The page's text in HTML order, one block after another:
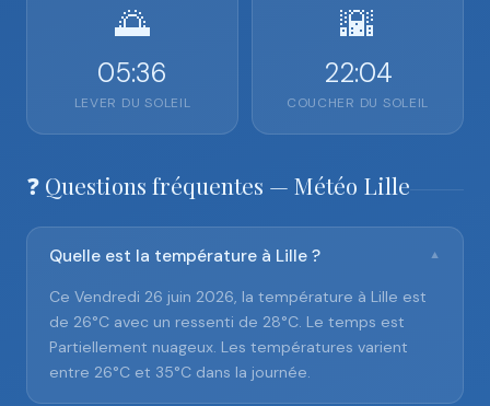
🌅
05:36
LEVER DU SOLEIL
🌇
22:04
COUCHER DU SOLEIL
❓ Questions fréquentes — Météo Lille
Quelle est la température à Lille ? ▼
Ce Vendredi 26 juin 2026, la température à Lille est
de 26°C avec un ressenti de 28°C. Le temps est
Partiellement nuageux. Les températures varient
entre 26°C et 35°C dans la journée.